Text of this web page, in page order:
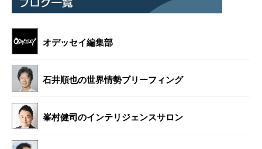
オデッセイ編集部
石井順也の世界情勢ブリーフィング
峯村健司のインテリジェンスサロン